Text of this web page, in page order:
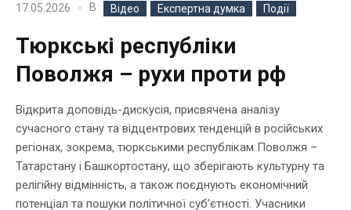
17.05.2026 В Відео Експертна думка Події
Тюркські республіки
Поволжя – рухи проти рф
Відкрита доповідь-дискусія, присвячена аналізу
сучасного стану та відцентрових тенденцій в російських
регіонах, зокрема, тюркськими республікам Поволжя –
Татарстану і Башкортостану, що зберігають культурну та
релігійну відмінність, а також поєднують економічний
потенціал та пошуки політичної суб’єтності. Учасники